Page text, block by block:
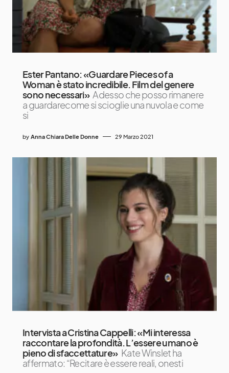
Ester Pantano: «Guardare Pieces of a
Woman è stato incredibile. Film del genere
sono necessari» Adesso che posso rimanere
a guardarecome si scioglie una nuvola e come
si
by Anna Chiara Delle Donne 29 Marzo 2021
Intervista a Cristina Cappelli: «Mi interessa
raccontare la profondità. L’essere umano è
pieno di sfaccettature» Kate Winslet ha
affermato: “Recitare è essere reali, onesti